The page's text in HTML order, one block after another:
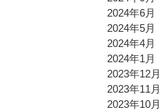
2024年6月
2024年5月
2024年4月
2024年1月
2023年12月
2023年11月
2023年10月